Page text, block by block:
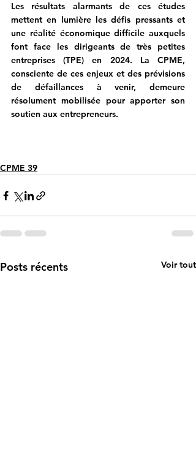
Les résultats alarmants de ces études
mettent en lumière les défis pressants et
une réalité économique difficile auxquels
font face les dirigeants de très petites
entreprises (TPE) en 2024. La CPME,
consciente de ces enjeux et des prévisions
de défaillances à venir, demeure
résolument mobilisée pour apporter son
soutien aux entrepreneurs.
CPME 39
Posts récents Voir tout